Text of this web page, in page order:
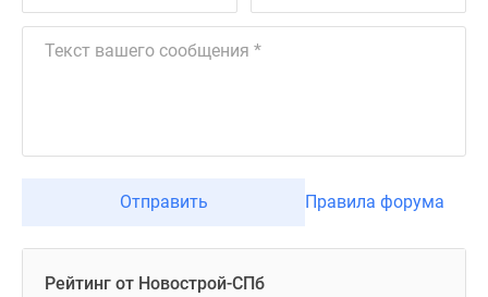
Отправить Правила форума
Рейтинг от Новострой-СПб